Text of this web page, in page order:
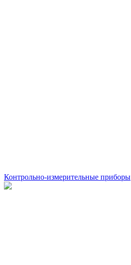
Контрольно-измерительные приборы